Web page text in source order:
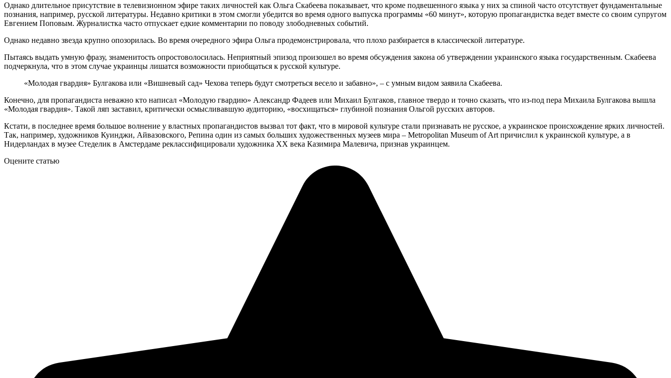
Однако длительное присутствие в телевизионном эфире таких личностей как Ольга Скабеева показывает, что кроме подвешенного языка у них за спиной часто отсутствует фундаментальные
познания, например, русской литературы. Недавно критики в этом смогли убедится во время одного выпуска программы «60 минут», которую пропагандистка ведет вместе со своим супругом
Евгением Поповым. Журналистка часто отпускает едкие комментарии по поводу злободневных событий.
Однако недавно звезда крупно опозорилась. Во время очередного эфира Ольга продемонстрировала, что плохо разбирается в классической литературе.
Пытаясь выдать умную фразу, знаменитость опростоволосилась. Неприятный эпизод произошел во время обсуждения закона об утверждении украинского языка государственным. Скабеева
подчеркнула, что в этом случае украинцы лишатся возможности приобщаться к русской культуре.
«Молодая гвардия» Булгакова или «Вишневый сад» Чехова теперь будут смотреться весело и забавно», – с умным видом заявила Скабеева.
Конечно, для пропагандиста неважно кто написал «Молодую гвардию» Александр Фадеев или Михаил Булгаков, главное твердо и точно сказать, что из-под пера Михаила Булгакова вышла
«Молодая гвардия». Такой ляп заставил, критически осмысливавшую аудиторию, «восхищаться» глубиной познания Ольгой русских авторов.
Кстати, в последнее время большое волнение у властных пропагандистов вызвал тот факт, что в мировой культуре стали признавать не русское, а украинское происхождение ярких личностей.
Так, например, художников Куинджи, Айвазовского, Репина один из самых больших художественных музеев мира – Metropolitan Museum of Art причислил к украинской культуре, а в
Нидерландах в музее Стеделик в Амстердаме реклассифицировали художника ХХ века Казимира Малевича, признав украинцем.
Оцените статью